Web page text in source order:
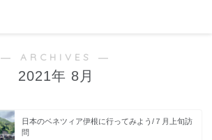
― ARCHIVES ―
2021年 8月
日本のベネツィア伊根に行ってみよう/７月上旬訪
問